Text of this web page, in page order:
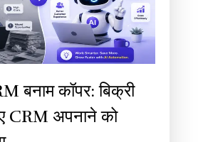
बनाम कॉपर: बिक्री
CRM अपनाने को